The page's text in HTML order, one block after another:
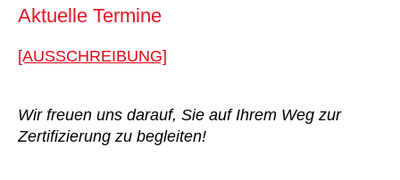
Aktuelle Termine
[AUSSCHREIBUNG]
Wir freuen uns darauf, Sie auf Ihrem Weg zur
Zertifizierung zu begleiten!